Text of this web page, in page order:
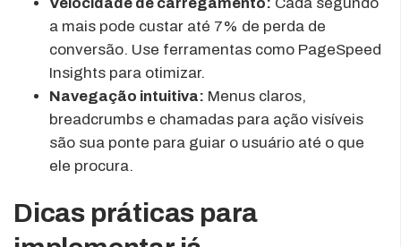
a mais pode custar até 7% de perda de
conversão. Use ferramentas como PageSpeed
Insights para otimizar.
Navegação intuitiva: Menus claros,
breadcrumbs e chamadas para ação visíveis
são sua ponte para guiar o usuário até o que
ele procura.
Dicas práticas para